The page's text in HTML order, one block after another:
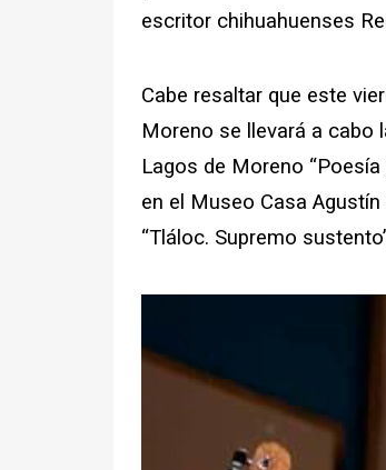
escritor chihuahuenses
Cabe resaltar que este
Moreno se llevará a cabo
Lagos de Moreno
en el Museo Casa
“Tláloc. Supremo